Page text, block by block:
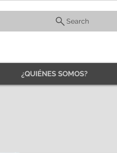
Search
¿QUIÉNES SOMOS?